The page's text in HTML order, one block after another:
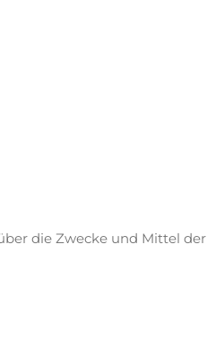
die Zwecke und Mittel der